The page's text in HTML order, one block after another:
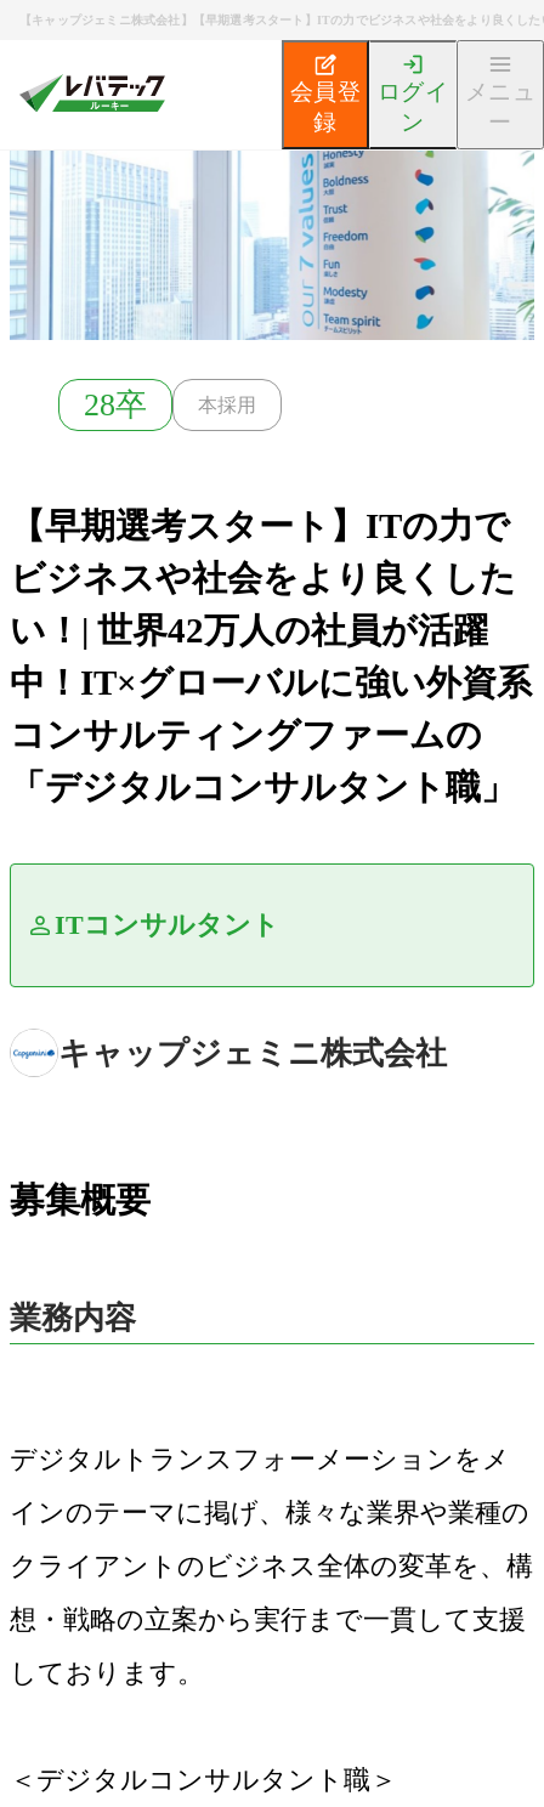
【キャップジェミニ株式会社】【早期選考スタート】ITの力でビジネスや社会をより良く
会員登
録
ログイ
ン
メニュ
ー
募集検索 【早期選考スター
28卒 本採用
【早期選考スタート】ITの力で
ビジネスや社会をより良くした
い！| 世界42万人の社員が活躍
中！IT×グローバルに強い外資系
コンサルティングファームの
「デジタルコンサルタント職」
ITコンサルタント
キャップジェミニ株式会社
募集概要
業務内容
デジタルトランスフォーメーションをメ
インのテーマに掲げ、様々な業界や業種の
クライアントのビジネス全体の変革を、構
想・戦略の立案から実行まで一貫して支援
しております。
＜デジタルコンサルタント職＞